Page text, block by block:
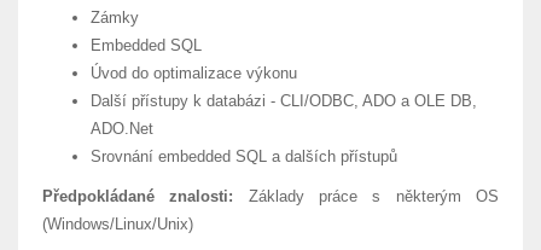
Zámky
Embedded SQL
Úvod do optimalizace výkonu
Další přístupy k databázi - CLI/ODBC, ADO a OLE DB,
ADO.Net
Srovnání embedded SQL a dalších přístupů
Předpokládané znalosti: Základy práce s některým OS
(Windows/Linux/Unix)